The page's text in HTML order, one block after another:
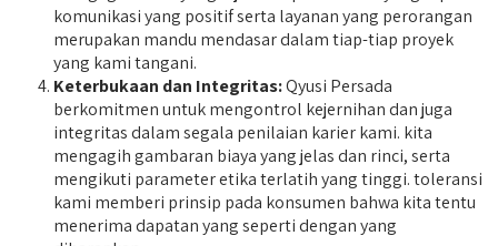
komunikasi yang positif serta layanan yang perorangan
merupakan mandu mendasar dalam tiap-tiap proyek
yang kami tangani.
Keterbukaan dan Integritas:Qyusi Persada
berkomitmen untuk mengontrol kejernihan dan juga
integritas dalam segala penilaian karier kami. kita
mengagih gambaran biaya yang jelas dan rinci, serta
mengikuti parameter etika terlatih yang tinggi. toleransi
kami memberi prinsip pada konsumen bahwa kita tentu
menerima dapatan yang seperti dengan yang